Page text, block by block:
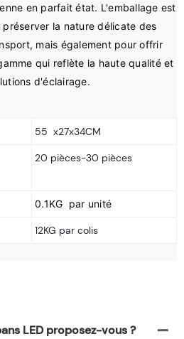
en parfait état. L'emballage est
la nature délicate des
mais également pour offrir
qui reflète la haute qualité et
55 x27x34CM
20 pièces-30 pièces
0.1KG par unité
12KG par colis
LED proposez-vous ?